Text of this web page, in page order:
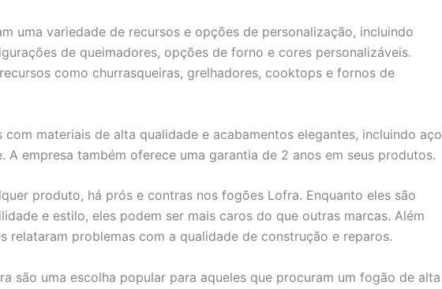
uma variedade de recursos e opções de personalização, incluindo
de queimadores, opções de forno e cores personalizáveis.
como churrasqueiras, grelhadores, cooktops e fornos de
materiais de alta qualidade e acabamentos elegantes, incluindo aço
A empresa também oferece uma garantia de 2 anos em seus produtos.
produto, há prós e contras nos fogões Lofra. Enquanto eles são
e estilo, eles podem ser mais caros do que outras marcas. Além
relataram problemas com a qualidade de construção e reparos.
são uma escolha popular para aqueles que procuram um fogão de alta